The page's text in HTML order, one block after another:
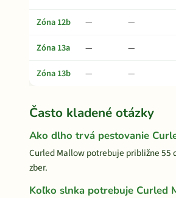
Zóna 12b
— —
Zóna 13a
— —
Zóna 13b
— —
Často kladené otázky
Ako dlho trvá pestovanie
Curled Mallow potrebuje približne 55
zber.
Koľko slnka potrebuje Curled